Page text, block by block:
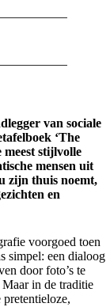
van sociale
‘The
meest stijlvolle
mensen uit
zijn thuis noemt,
en
voorgoed toen
simpel: een dialoog
door foto’s te
in de traditie